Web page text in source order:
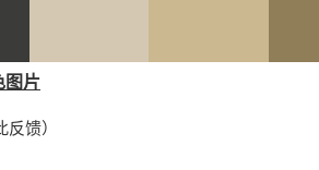
图片
反馈）